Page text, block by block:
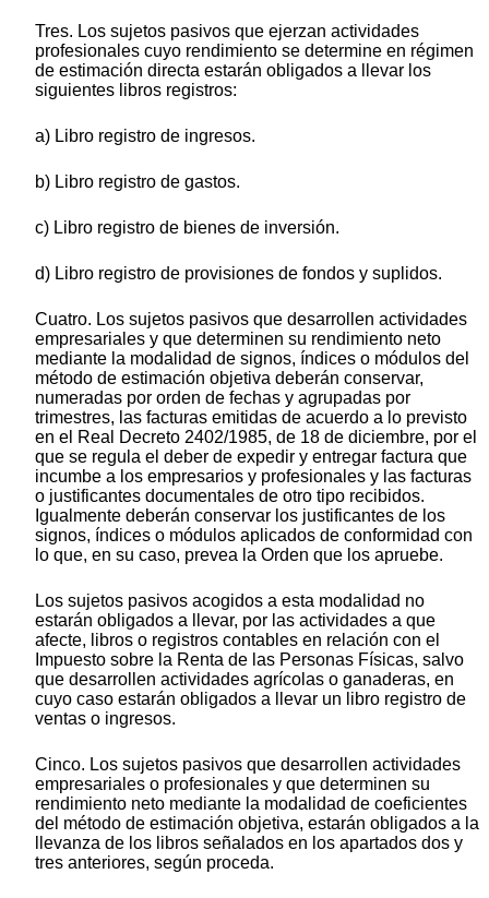
Tres. Los sujetos pasivos que ejerzan actividades
profesionales cuyo rendimiento se determine en régimen
de estimación directa estarán obligados a llevar los
siguientes libros registros:
a) Libro registro de ingresos.
b) Libro registro de gastos.
c) Libro registro de bienes de inversión.
d) Libro registro de provisiones de fondos y suplidos.
Cuatro. Los sujetos pasivos que desarrollen actividades
empresariales y que determinen su rendimiento neto
mediante la modalidad de signos, índices o módulos del
método de estimación objetiva deberán conservar,
numeradas por orden de fechas y agrupadas por
trimestres, las facturas emitidas de acuerdo a lo previsto
en el Real Decreto 2402/1985, de 18 de diciembre, por el
que se regula el deber de expedir y entregar factura que
incumbe a los empresarios y profesionales y las facturas
o justificantes documentales de otro tipo recibidos.
Igualmente deberán conservar los justificantes de los
signos, índices o módulos aplicados de conformidad con
lo que, en su caso, prevea la Orden que los apruebe.
Los sujetos pasivos acogidos a esta modalidad no
estarán obligados a llevar, por las actividades a que
afecte, libros o registros contables en relación con el
Impuesto sobre la Renta de las Personas Físicas, salvo
que desarrollen actividades agrícolas o ganaderas, en
cuyo caso estarán obligados a llevar un libro registro de
ventas o ingresos.
Cinco. Los sujetos pasivos que desarrollen actividades
empresariales o profesionales y que determinen su
rendimiento neto mediante la modalidad de coeficientes
del método de estimación objetiva, estarán obligados a la
llevanza de los libros señalados en los apartados dos y
tres anteriores, según proceda.